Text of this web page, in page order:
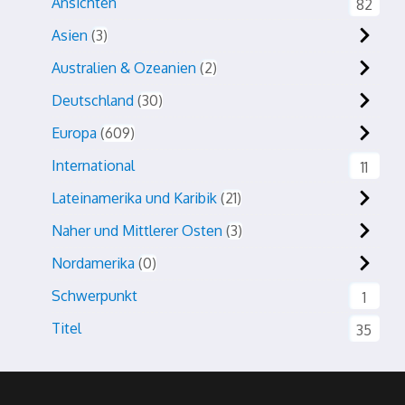
82
Asien 3
Australien & Ozeanien 2
Deutschland 30
Europa 609
International
11
Lateinamerika und Karibik 21
Naher und Mittlerer Osten 3
Nordamerika 0
Schwerpunkt
1
Titel
35